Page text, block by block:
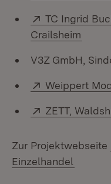
Extern:
TC Ingrid
Crailsheim
V3Z GmbH,
Extern:
Weippert
Extern:
ZETT,
Zur Projektwebseite
Einzelhandel